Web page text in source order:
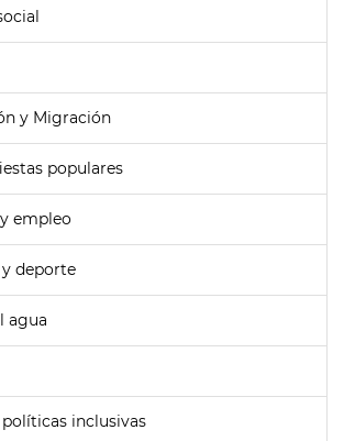
y Migración
populares
empleo
deporte
agua
políticas inclusivas